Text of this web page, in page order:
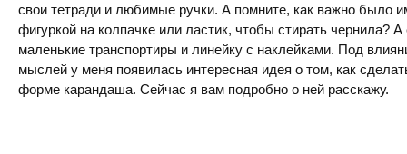
свои тетради и любимые ручки. А помните, как важно было
фигуркой на колпачке или ластик, чтобы стирать чернила?
маленькие транспортиры и линейку с наклейками. Под
мыслей у меня появилась интересная идея о том, как
форме карандаша. Сейчас я вам подробно о ней расскажу.